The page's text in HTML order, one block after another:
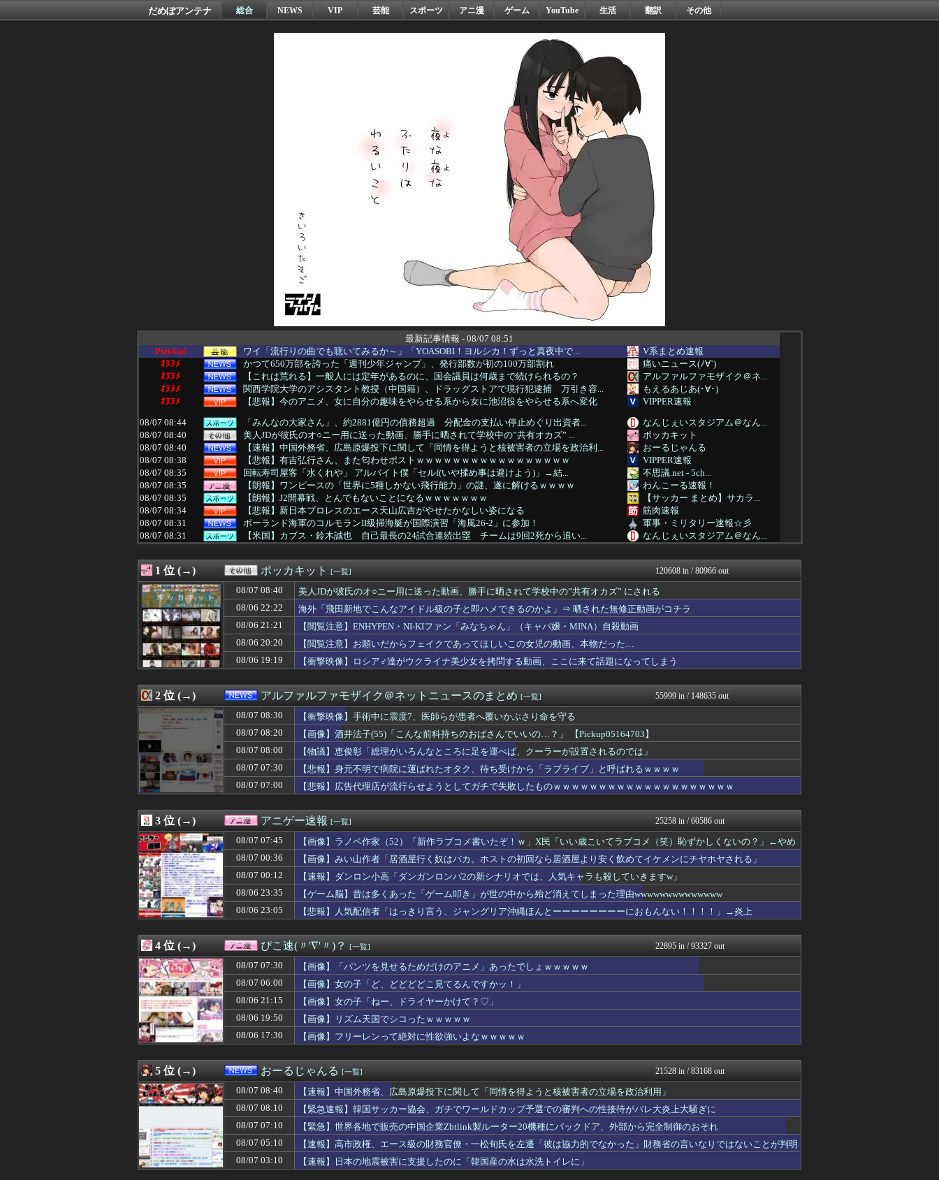
だめぽアンテナ 総合 NEWS VIP 芸能 スポーツ アニ漫 ゲーム YouTube 生活 翻訳 その他
最新記事情報 - 08/07 08:51
PickUp!
ワイ「流行りの曲でも聴いてみるか～」「YOASOBI！ヨルシカ！ずっと真夜中で...
V系まとめ速報
ｵﾇﾇﾒ
かつて650万部を誇った「週刊少年ジャンプ」、発行部数が初の100万部割れ
痛いニュース(ﾉ∀`)
ｵﾇﾇﾒ
【これは荒れる】一般人には定年があるのに、国会議員は何歳まで続けられるの？
アルファルファモザイク＠ネ...
ｵﾇﾇﾒ
関西学院大学のアシスタント教授（中国籍）、ドラッグストアで現行犯逮捕 万引き容...
もえるあじあ(･∀･)
ｵﾇﾇﾒ
【悲報】今のアニメ、女に自分の趣味をやらせる系から女に池沼役をやらせる系へ変化
VIPPER速報
08/07 08:44
「みんなの大家さん」、約2881億円の債務超過 分配金の支払い停止めぐり出資者...
なんじぇいスタジアム＠なん...
08/07 08:40
美人JDが彼氏のオ○ニー用に送った動画、勝手に晒されて学校中の”共有オカズ” ...
ポッカキット
08/07 08:40
【速報】中国外務省、広島原爆投下に関して「同情を得ようと核被害者の立場を政治利...
おーるじゃんる
08/07 08:38
【悲報】有吉弘行さん、また匂わせポストｗｗｗｗｗｗｗｗｗｗｗｗｗｗｗｗｗ
VIPPER速報
08/07 08:35
回転寿司屋客「水くれや」 アルバイト僕「セルf(いや揉め事は避けよう)」→結...
不思議.net - 5ch...
08/07 08:35
【朗報】ワンピースの「世界に5種しかない飛行能力」の謎、遂に解けるｗｗｗｗ
わんこーる速報！
08/07 08:35
【朗報】J2開幕戦、とんでもないことになるｗｗｗｗｗｗｗ
【サッカー まとめ】サカラ...
08/07 08:34
【悲報】新日本プロレスのエース天山広吉がやせたかなしい姿になる
筋肉速報
08/07 08:31
ポーランド海軍のコルモランII級掃海艇が国際演習「海風26-2」に参加！
軍事・ミリタリー速報☆彡
08/07 08:31
【米国】カブス・鈴木誠也 自己最長の24試合連続出塁 チームは9回2死から追い...
なんじぇいスタジアム＠なん...
08/07 08:30
西武ファンなんやが まだイケるか？言うてそこまで深刻な状況ちゃうよな？
日刊やきう速報
08/07 08:30
【衝撃映像】手術中に震度7、医師らが患者へ覆いかぶさり命を守る
アルファルファモザイク＠ネ...
08/07 08:30
【サッカー】J1鹿島、公式SNS総フォロワー数が296万人超えでJクラブ最多に...
フットボール速報
08/07 08:30
【原神】原神がウマ娘みたいにキャラデザがネタ切れしてるとか言ってる奴いるんだが...
原神速報 | GENSHI...
08/07 08:30
「質量は地球の81分の1。木星とガニメデなら1万2800分の1」月がどれだけ規...
みんな知ってた？【海外の反...
08/07 08:29
【悲報】野党「減税しろ！！」高市「やります」野党「無責任な減税はやめろ！財源は...
08/07 08:29
「顔を立てるためだから少し顔を出せばいい」というA子の考え方に、どうしても納得...
修羅場ハザード -復讐・D...
08/07 08:29
プログラミングやりたい。人生を変えるために
ガジェット2ch
08/07 08:29
米穀商社の木徳神糧4-6月期経常利益、前年同期比97.7％減の0.7億円に減益
日本第一！ニュース録
08/07 08:21
明日の銀だこ、1舟88円（各店先着88名限定）
なんJ（まとめては）いかん...
08/07 08:20
アイマスの美希「顔S 身体S 歌S ダンスS 金髪だが茶髪オプション付き」←こ...
ってなんじぇですかー
08/07 08:20
【画像】イオンモール熊本、花と色紙と生茶が供えられる・・・
08/07 08:20
【画像】酒井法子(55)「こんな前科持ちのおばさんでいいの…？」 【Picku...
アルファルファモザイク＠ネ...
08/07 08:20
【聯合ニュース】 韓国サッカー協会 2011～12年に国際審判員らを性接待
キムチ速報
08/07 08:18
【朗報】ジョジョ3部のスタンド、ガチでヤバい奴が多すぎるｗｗｗ
アニはつ -アニメ発信場-
08/07 08:17
中居正広さん、熊本に多額の寄付していた。知人「誰にも知られなくてもいい、と公表...
なんじぇいスタジアム＠なん...
08/07 08:16
【朗報】大谷翔平さん、OPSナ・リーグ１位に返り咲くｗｗｗｗｗｗｗｗｗ
なんJ PRIDE
08/07 08:15
店員「レバーは焼いてお召し上がりください」俺「大丈夫でしょ」→生で食べた瞬間、...
鬼女の宅配便 - 修羅場・...
08/07 08:12
【悲報】元フジテレビ渡邊渚さん、『地獄』に逆戻りしてしまう・・・・・
NEWSまとめもりー｜2c...
08/07 08:12
【悲報】 「ライザと喋れるアプリ」、陰キャすぎて何を話せばいいか分からない
ゴールデンタイムズ
08/07 08:12
息子の彼女が家に来た時に、我が家を舐めるように隅々まで見た。その次の瞬間、女が...
浮気ちゃんねる
08/07 08:10
【画像】気象予報士・吉井明子、45歳で見せたビキニ姿がHすぎる
まとめ芸能＠美女画像まとめ...
08/07 08:10
【緊急速報】韓国サッカー協会、ガチでワールドカップ予選での審判への性接待がバレ...
おーるじゃんる
08/07 08:09
【画像】日テレ女子アナさん、とんでもないグラビアを披露した結果・・・
ぶる速-VIP
08/07 08:09
【画像】路上にこのレベルのエッチな野良猫が居たらどうする？
なんJミュージアム
08/07 08:09
【画像】レンタル彼氏、エグすぎるｗｗｗｗｗｗｗｗｗｗｗ
なんJミュージアム
08/07 08:09
【画像】みんな「葛葉」ってどう思う？「気の良いお兄ちゃん」
トレンドの通り道
08/07 08:07
【朗報】減税に反対したエース級の財務官僚、左遷されるｗｗｗｗｗｗ
あじあニュースちゃんねる
08/07 08:06
彼女に「結婚はあと2、3年後くらいでもいいんじゃない？」的な事を言ったら「それ...
修羅場ライフ速報
08/07 08:05
6月以降のヤクルトスワローズ 13勝33敗
08/07 08:05
【画像】具志堅用高「本気で俺を殴ってみろ！」井上尚弥「マジっすか…わかりました...
不思議.net - 5ch...
08/07 08:05
【悲報】ショートスリーパー堀さん、対面で高須幹弥にブチギレるｗｗｗｗ
08/07 08:05
【画像】飯尾夏帆アナ、白いポロシャツから乳房が飛び出してしまうｗｗｗｗｗｗｗ
08/07 08:05
サカナ山口、アジカン後藤「BUMPが邦ロックを一変させた」
08/07 08:05
【画像】あの人気ポケモン、エッチなフィギュアになってしまう
VIPPER速報
08/07 08:05
【激走戦隊カーレンジャー】食玩SMP「VRVロボ」プラモデル【13時予約開始】
08/07 08:04
幼女戦記とかいうアニメ、すごいことになる
おたくみくす 声優まとめ
08/07 08:04
「ゾンビたばこ売人」と肩組みショット「小園海斗」に注がれる“厳しい視線” 「レ...
なんじぇいスタジアム＠なん...
08/07 08:03
【画像】こういう髪型の女の子が一番抜けるよな？
いたしん！
08/07 08:03
【画像】女子高生「え待って、パパが隣りの車両いる。。。」
まにゅそく 2chまとめニ...
【機動戦士ガンダム】ROBOT魂「MS-06J 湿地帯戦用ザク ver. A....
fig速
08/07 08:01
中日・選手会長の藤嶋「熊本の断水が続いているうちはサヨナラの水かけ自粛しようと...
なんJ PRIDE
08/07 08:01
【仮面ライダー鎧武】S.H.Figuarts「(真骨彫製法) 仮面ライダー斬月...
fig速
08/07 08:01
【ウマ娘】ウマプランや因果パックやらで育成が楽にはなったけどハードルも高くなっ...
ウマ娘まとめ速報うまろぐ
08/07 08:01
子供向け漫画、謎の闇の大会に参加しがち問題
1 位 (→) ポッカキット [一覧] 120608 in / 80966 out
08/07 08:40
美人JDが彼氏のオ○ニー用に送った動画、勝手に晒されて学校中の”共有オカズ” にされる
08/06 22:22
海外「飛田新地でこんなアイドル級の子と即ハメできるのかよ」⇒ 晒された無修正動画がコチラ
08/06 21:21
【閲覧注意】ENHYPEN・NI-KIファン「みなちゃん」（キャバ嬢・MINA）自殺動画
08/06 20:20
【閲覧注意】お願いだからフェイクであってほしいこの女児の動画、本物だった…
08/06 19:19
【衝撃映像】ロシア♂達がウクライナ美少女を拷問する動画、ここに来て話題になってしまう
2 位 (→) アルファルファモザイク＠ネットニュースのまとめ [一覧] 55999 in / 148635 out
08/07 08:30
【衝撃映像】手術中に震度7、医師らが患者へ覆いかぶさり命を守る
08/07 08:20
【画像】酒井法子(55)「こんな前科持ちのおばさんでいいの…？」 【Pickup05164703】
08/07 08:00
【物議】恵俊彰「総理がいろんなところに足を運べば、クーラーが設置されるのでは」
08/07 07:30
【悲報】身元不明で病院に運ばれたオタク、待ち受けから「ラブライブ」と呼ばれるｗｗｗｗ
08/07 07:00
【悲報】広告代理店が流行らせようとしてガチで失敗したものｗｗｗｗｗｗｗｗｗｗｗｗｗｗｗｗｗｗｗｗ
3 位 (→) アニゲー速報 [一覧] 25258 in / 60586 out
08/07 07:45
【画像】ラノベ作家（52）「新作ラブコメ書いたぞ！ｗ」X民「いい歳こいてラブコメ（笑）恥ずかしくないの？」←やめ
たれｗと話題に
08/07 00:36
【画像】みい山作者「居酒屋行く奴はバカ。ホストの初回なら居酒屋より安く飲めてイケメンにチヤホヤされる」
08/07 00:12
【速報】ダンロン小高「ダンガンロンパ2の新シナリオでは、人気キャラも殺していきますw」
08/06 23:35
【ゲーム脳】昔は多くあった「ゲーム叩き」が世の中から殆ど消えてしまった理由wwwwwwwwwwwwww
08/06 23:05
【悲報】人気配信者「はっきり言う、ジャングリア沖縄ほんとーーーーーーーーにおもんない！！！！」→炎上
4 位 (→) ぴこ速(〃'∇'〃)？ [一覧] 22895 in / 93327 out
08/07 07:30
【画像】「パンツを見せるためだけのアニメ」あったでしょｗｗｗｗｗ
08/07 06:00
【画像】女の子「ど、どどどどこ見てるんですかッ！」
08/06 21:15
【画像】女の子「ねー、ドライヤーかけて？♡」
08/06 19:50
【画像】リズム天国でシコったｗｗｗｗｗ
08/06 17:30
【画像】フリーレンって絶対に性欲強いよなｗｗｗｗｗ
5 位 (→) おーるじゃんる [一覧] 21528 in / 83168 out
08/07 08:40
【速報】中国外務省、広島原爆投下に関して「同情を得ようと核被害者の立場を政治利用」
08/07 08:10
【緊急速報】韓国サッカー協会、ガチでワールドカップ予選での審判への性接待がバレ大炎上大騒ぎに
08/07 07:10
【緊急】世界各地で販売の中国企業Zbtlink製ルーター20機種にバックドア、外部から完全制御のおそれ
08/07 05:10
【速報】高市政権、エース級の財務官僚・一松旬氏を左遷「彼は協力的でなかった」財務省の言いなりではないことが判明
08/07 03:10
【速報】日本の地震被害に支援したのに「韓国産の水は水洗トイレに」